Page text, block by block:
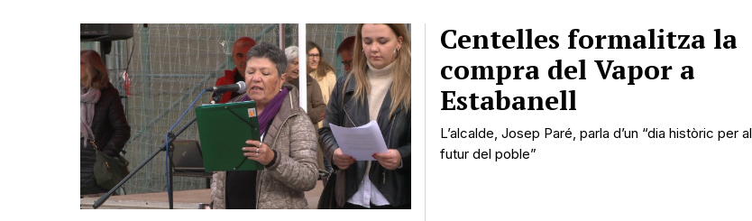
Centelles formalitza la
compra del Vapor a
Estabanell
L’alcalde, Josep Paré, parla d’un “dia històric per al
futur del poble”